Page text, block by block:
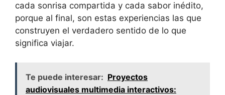
cada sonrisa compartida y cada sabor inédito,
porque al final, son estas experiencias las que
construyen el verdadero sentido de lo que
significa viajar.
Te puede interesar: Proyectos
audiovisuales multimedia interactivos: